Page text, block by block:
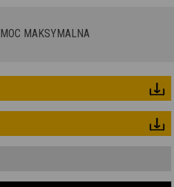
MOC MAKSYMALNA